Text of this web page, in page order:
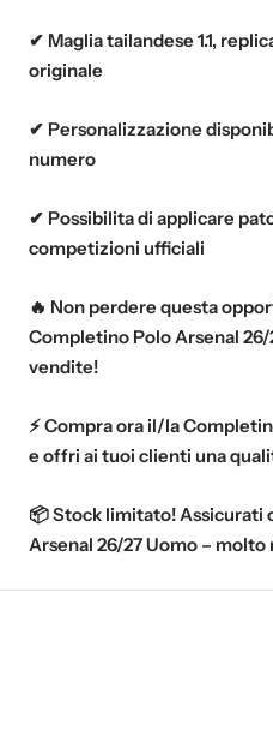
✔ Maglia tailandese 1.1,
originale
✔ Personalizzazione
numero
✔ Possibilita di applicare
competizioni ufficiali
🔥 Non perdere questa
Completino Polo Arsenal
vendite!
⚡ Compra ora il/la
e offri ai tuoi clienti una
📦 Stock limitato! Assicurati
Arsenal 26/27 Uomo –